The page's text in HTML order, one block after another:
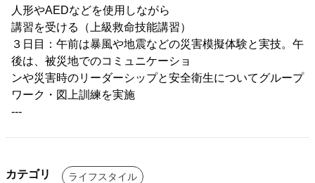
人形やAEDなどを使用しながら
講習を受ける（上級救命技能講習）
３日目：午前は暴風や地震などの災害模擬体験と実技。午
後は、被災地でのコミュニケーショ
ンや災害時のリーダーシップと安全衛生についてグループ
ワーク・図上訓練を実施
---
カテゴリ ライフスタイル